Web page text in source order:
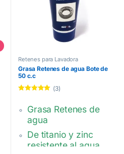
Retenes para Lavadora
Grasa Retenes de agua Bote de
50 c.c
(3)
Grasa Retenes de
agua
De titanio y zinc
resistente al agua